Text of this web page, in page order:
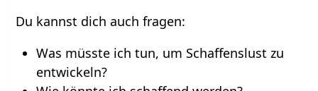
Du kannst dich auch fragen:
Was müsste ich tun, um Schaffenslust zu
entwickeln?